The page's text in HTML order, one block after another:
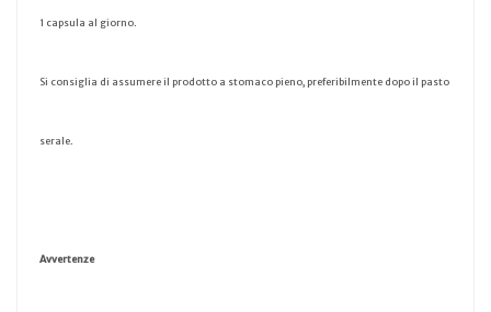
1 capsula al giorno.
Si consiglia di assumere il prodotto a stomaco pieno, preferibilmente dopo il pasto
serale.
Avvertenze